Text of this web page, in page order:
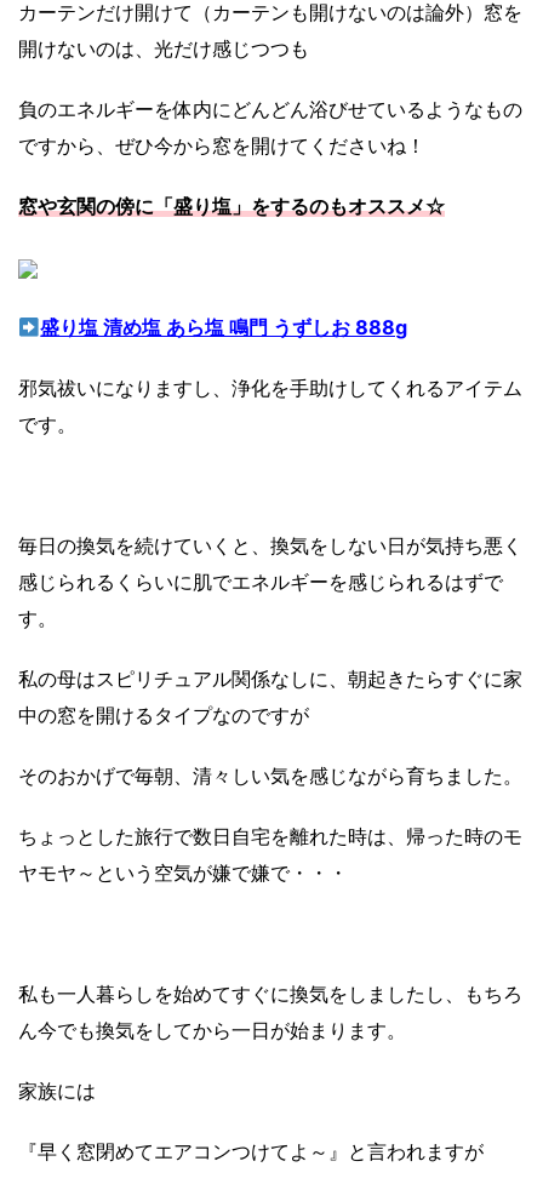
カーテンだけ開けて（カーテンも開けないのは論外）窓を
開けないのは、光だけ感じつつも
負のエネルギーを体内にどんどん浴びせているようなもの
ですから、ぜひ今から窓を開けてくださいね！
窓や玄関の傍に「盛り塩」をするのもオススメ☆
盛り塩 清め塩 あら塩 鳴門 うずしお 888g
邪気祓いになりますし、浄化を手助けしてくれるアイテム
です。
毎日の換気を続けていくと、換気をしない日が気持ち悪く
感じられるくらいに肌でエネルギーを感じられるはずで
す。
私の母はスピリチュアル関係なしに、朝起きたらすぐに家
中の窓を開けるタイプなのですが
そのおかげで毎朝、清々しい気を感じながら育ちました。
ちょっとした旅行で数日自宅を離れた時は、帰った時のモ
ヤモヤ～という空気が嫌で嫌で・・・
私も一人暮らしを始めてすぐに換気をしましたし、もちろ
ん今でも換気をしてから一日が始まります。
家族には
『早く窓閉めてエアコンつけてよ～』と言われますが